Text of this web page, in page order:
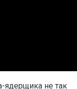
ядерщика не так